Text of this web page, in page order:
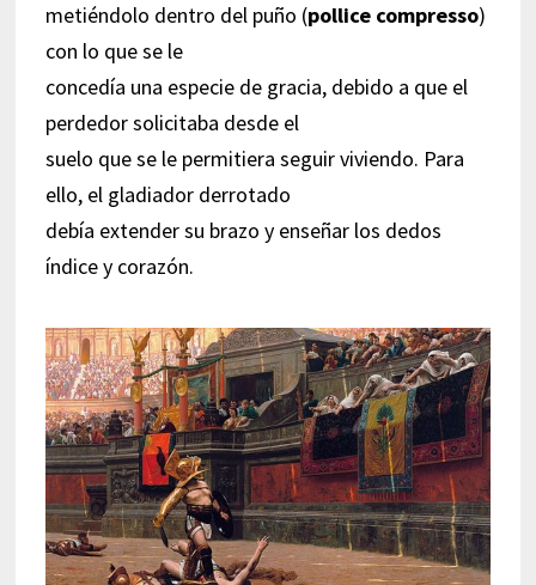
metiéndolo dentro del puño (pollice compresso)
con lo que se le
concedía una especie de gracia, debido a que el
perdedor solicitaba desde el
suelo que se le permitiera seguir viviendo. Para
ello, el gladiador derrotado
debía extender su brazo y enseñar los dedos
índice y corazón.